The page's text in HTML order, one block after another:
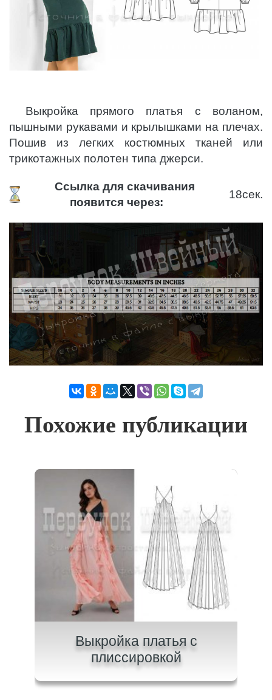
Выкройка прямого платья с воланом,
пышными рукавами и крылышками на плечах.
Пошив из легких костюмных тканей или
трикотажных полотен типа джерси.
Ссылка для скачивания
появится через:
18сек.
Похожие публикации
Выкройка платья с
плиссировкой